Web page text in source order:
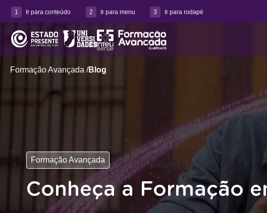
1 Ir para conteúdo 2 Ir para menu 3 Ir para rodapé
Formação Avançada /Blog
Formação Avançada
Conheça a Formação